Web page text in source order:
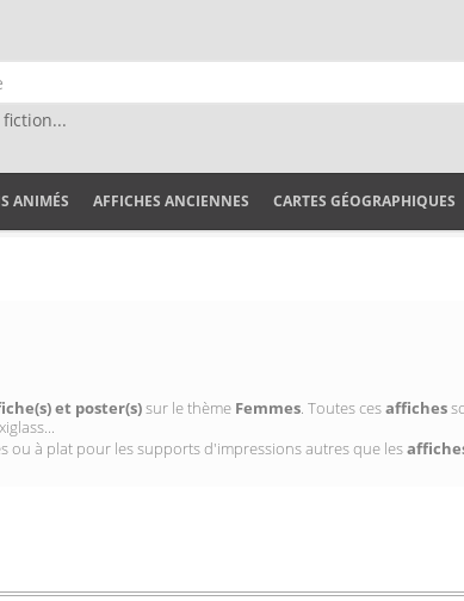
ANIMÉS AFFICHES ANCIENNES CARTES GÉOGRAPHIQUES
et poster(s)sur le thème Femmes. Toutes cesaffiches
ou à plat pour les supports d'impressions autres que les